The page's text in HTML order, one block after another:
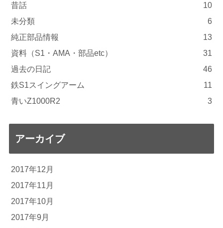
昔話
10
未分類
6
純正部品情報
13
資料（S1・AMA・部品etc）
31
過去の日記
46
鉄S1スイングアーム
11
青いZ1000R2
3
アーカイブ
2017年12月
2017年11月
2017年10月
2017年9月